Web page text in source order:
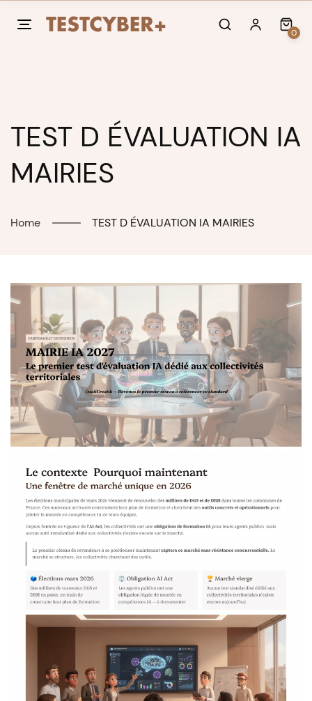
0
TEST D ÉVALUATION IA
MAIRIES
Home TEST D ÉVALUATION IA MAIRIES